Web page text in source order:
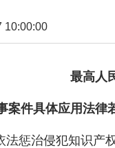
10:00:00
最高人
案件具体应用法
治侵犯知识产